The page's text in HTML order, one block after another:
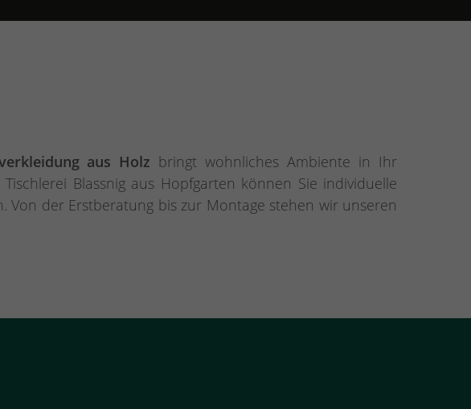
aus Holz bringt wohnliches Ambiente in Ihr
Blassnig aus Hopfgarten können Sie individuelle
Von der Erstberatung bis zur Montage stehen wir unseren